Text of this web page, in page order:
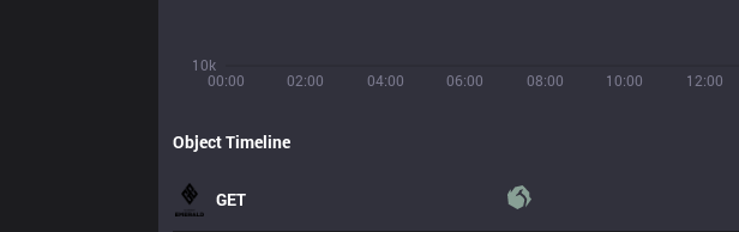
00:00 02:00 04:00 06:00 08:00 10:00 12:00
10k
Object Timeline
GET